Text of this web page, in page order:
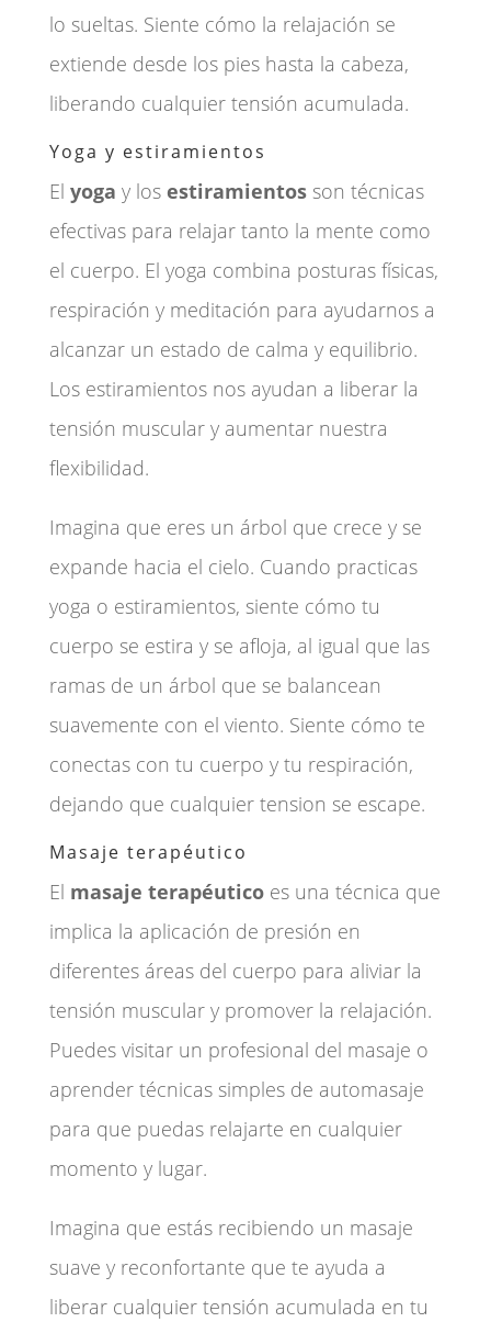
lo sueltas. Siente cómo la relajación se
extiende desde los pies hasta la cabeza,
liberando cualquier tensión acumulada.
Yoga y estiramientos
El yoga y los estiramientos son técnicas
efectivas para relajar tanto la mente como
el cuerpo. El yoga combina posturas físicas,
respiración y meditación para ayudarnos a
alcanzar un estado de calma y equilibrio.
Los estiramientos nos ayudan a liberar la
tensión muscular y aumentar nuestra
flexibilidad.
Imagina que eres un árbol que crece y se
expande hacia el cielo. Cuando practicas
yoga o estiramientos, siente cómo tu
cuerpo se estira y se afloja, al igual que las
ramas de un árbol que se balancean
suavemente con el viento. Siente cómo te
conectas con tu cuerpo y tu respiración,
dejando que cualquier tension se escape.
Masaje terapéutico
El masaje terapéutico es una técnica que
implica la aplicación de presión en
diferentes áreas del cuerpo para aliviar la
tensión muscular y promover la relajación.
Puedes visitar un profesional del masaje o
aprender técnicas simples de automasaje
para que puedas relajarte en cualquier
momento y lugar.
Imagina que estás recibiendo un masaje
suave y reconfortante que te ayuda a
liberar cualquier tensión acumulada en tu